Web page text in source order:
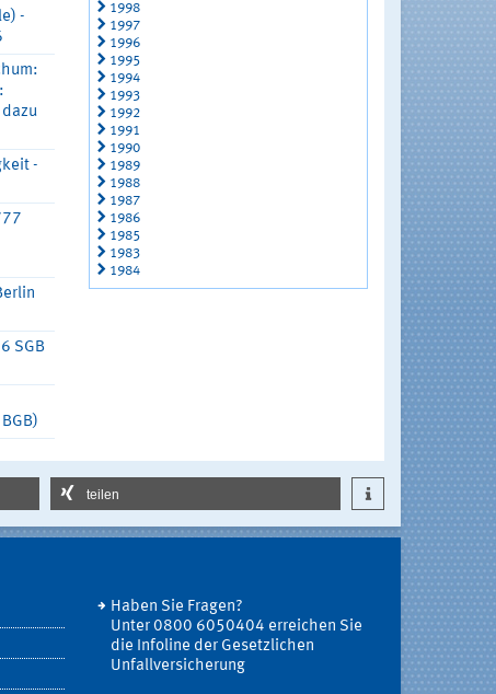
-
dazu
-
SGB
1998
1997
1996
1995
1994
1993
1992
1991
1990
1989
1988
1987
1986
1985
1983
1984
teilen
Haben Sie Fragen?
Unter 0800 6050404 erreichen Sie
die Infoline der Gesetzlichen
Unfallversicherung